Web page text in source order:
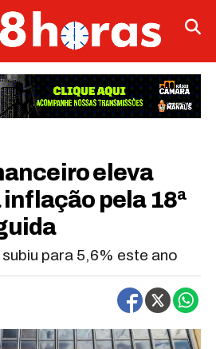
eleva
pela 18ª
para 5,6% este ano